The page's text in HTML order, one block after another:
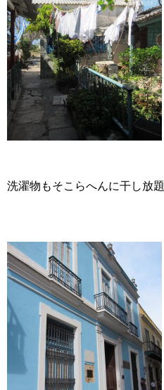
洗濯物もそこらへんに干し放題